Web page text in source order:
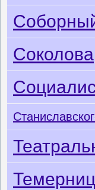
Соколова